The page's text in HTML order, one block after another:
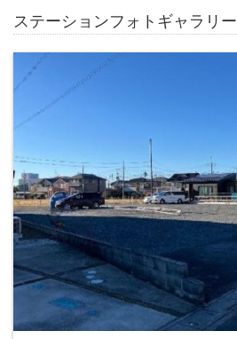
ステーションフォトギャラリー